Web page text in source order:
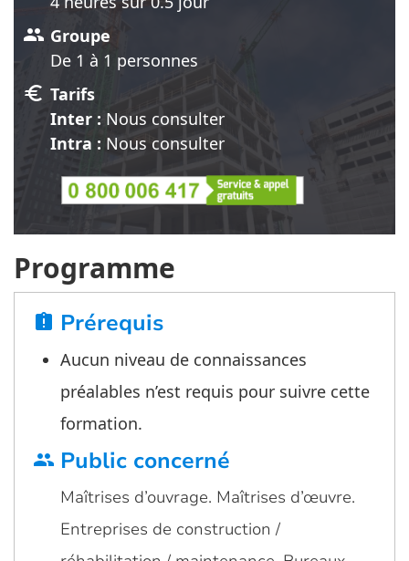
group Groupe
De 1 à 1 personnes
euro Tarifs
Inter : Nous consulter
Intra : Nous consulter
Programme
assignment_late Prérequis
Aucun niveau de connaissances
préalables n’est requis pour suivre cette
formation.
group Public concerné
Maîtrises d’ouvrage. Maîtrises d’œuvre.
Entreprises de construction /